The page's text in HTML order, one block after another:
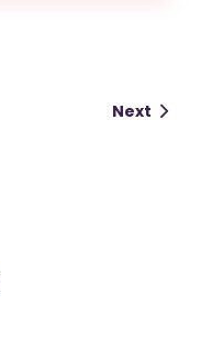
Next